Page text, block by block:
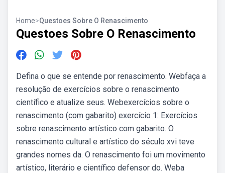
Home>Questoes Sobre O Renascimento
Questoes Sobre O Renascimento
Defina o que se entende por renascimento. Webfaça a
resolução de exercícios sobre o renascimento
científico e atualize seus. Webexercícios sobre o
renascimento (com gabarito) exercício 1: Exercícios
sobre renascimento artístico com gabarito. O
renascimento cultural e artístico do século xvi teve
grandes nomes da. O renascimento foi um movimento
artístico, literário e científico defensor do. Weba